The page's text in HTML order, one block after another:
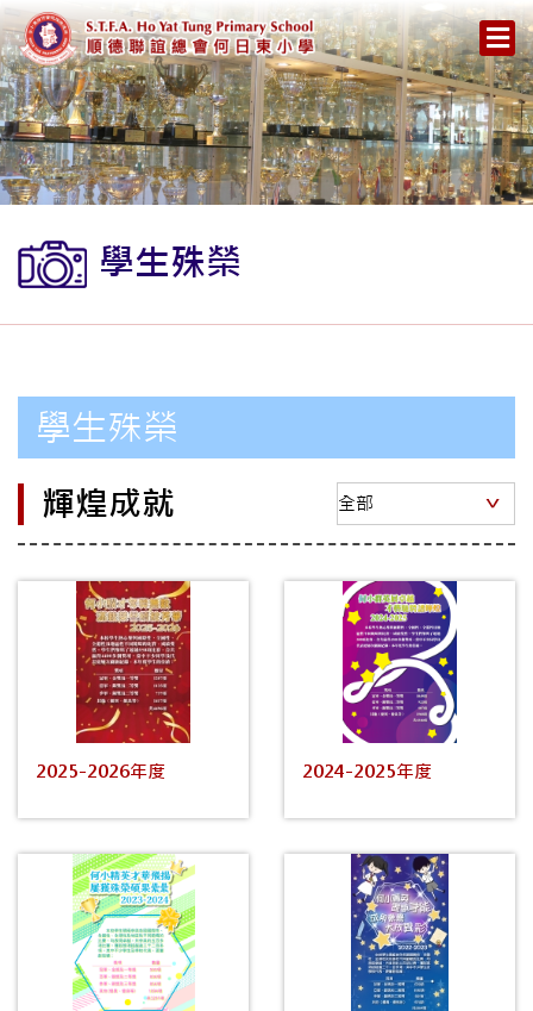
學生殊榮
學生殊榮
輝煌成就
2025-2026年度 2024-2025年度